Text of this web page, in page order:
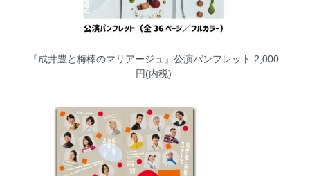
『成井豊と梅棒のマリアージュ』公演パンフレット 2,000
円(内税)